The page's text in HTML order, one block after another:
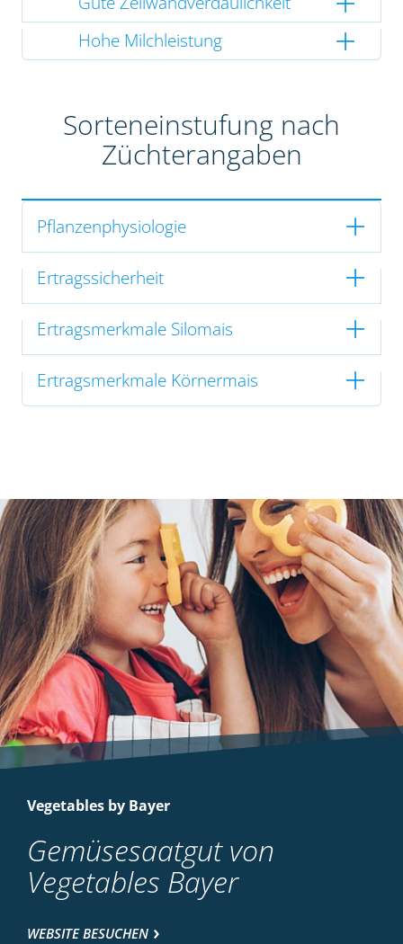
Hohe Milchleistung
Sorteneinstufung nach
Züchterangaben
Pflanzenphysiologie
Ertragssicherheit
Ertragsmerkmale Silomais
Ertragsmerkmale Körnermais
Vegetables by Bayer
Gemüsesaatgut von
Vegetables Bayer
WEBSITE BESUCHEN